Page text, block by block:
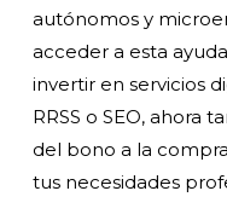
autónomos y
acceder a esta
invertir en servicios
RRSS o SEO, ahora
del bono a la
tus necesidades